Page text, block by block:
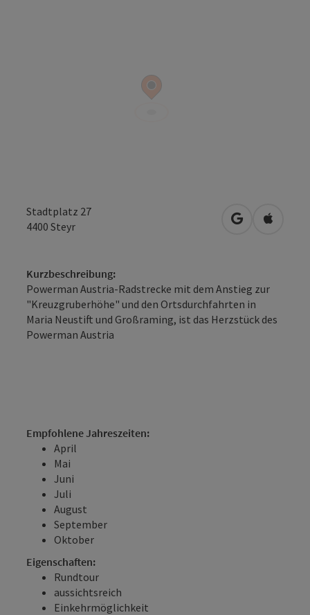
Stadtplatz 27
4400 Steyr in Google
in
Kurzbeschreibung:
Powerman Austria-Radstrecke mit dem Anstieg zur
"Kreuzgruberhöhe" und den Ortsdurchfahrten in
Maria Neustift und Großraming, ist das Herzstück des
Powerman Austria
Empfohlene Jahreszeiten:
April
Mai
Juni
Juli
August
September
Oktober
Eigenschaften:
Rundtour
aussichtsreich
Einkehrmöglichkeit